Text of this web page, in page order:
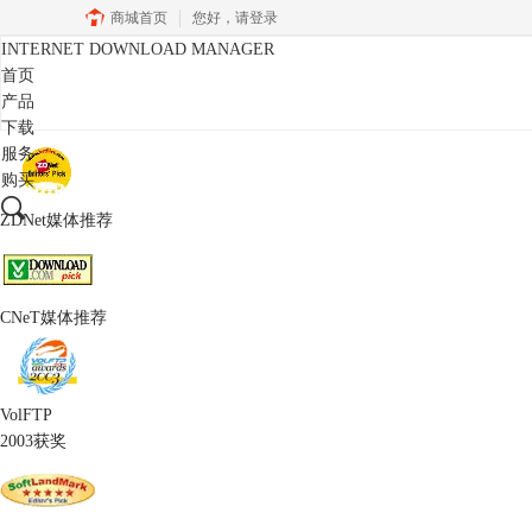
商城首页 您好， 请登录
INTERNET DOWNLOAD MANAGER
首页
产品
下载
服务
购买
ZDNet媒体推荐
CNeT媒体推荐
VolFTP
2003获奖